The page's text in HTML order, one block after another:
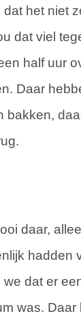
het niet
dat viel
half uur
Daar
bakken,
daar,
hadden
dat er
was. Daar